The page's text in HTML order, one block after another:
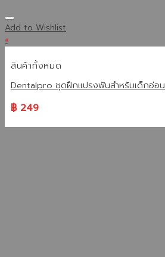
Add to Wishlist
+
สินค้าทั้งหมด
Dentalpro ชุดฝึกแปรงฟันสำหรับเด็กอ่อน
฿249